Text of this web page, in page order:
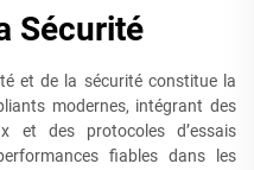
Sécurité
et de la sécurité constitue la
modernes, intégrant des
et des protocoles d’essais
fiables dans les